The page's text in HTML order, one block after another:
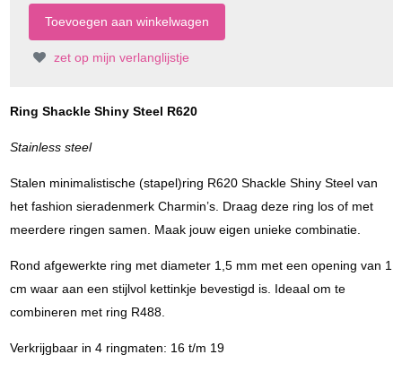
zet op mijn verlanglijstje
Ring Shackle Shiny Steel R620
Stainless steel
Stalen minimalistische (stapel)ring R620 Shackle Shiny Steel van
het fashion sieradenmerk Charmin’s. Draag deze ring los of met
meerdere ringen samen. Maak jouw eigen unieke combinatie.
Rond afgewerkte ring met diameter 1,5 mm met een opening van 1
cm waar aan een stijlvol kettinkje bevestigd is. Ideaal om te
combineren met ring R488.
Verkrijgbaar in 4 ringmaten: 16 t/m 19